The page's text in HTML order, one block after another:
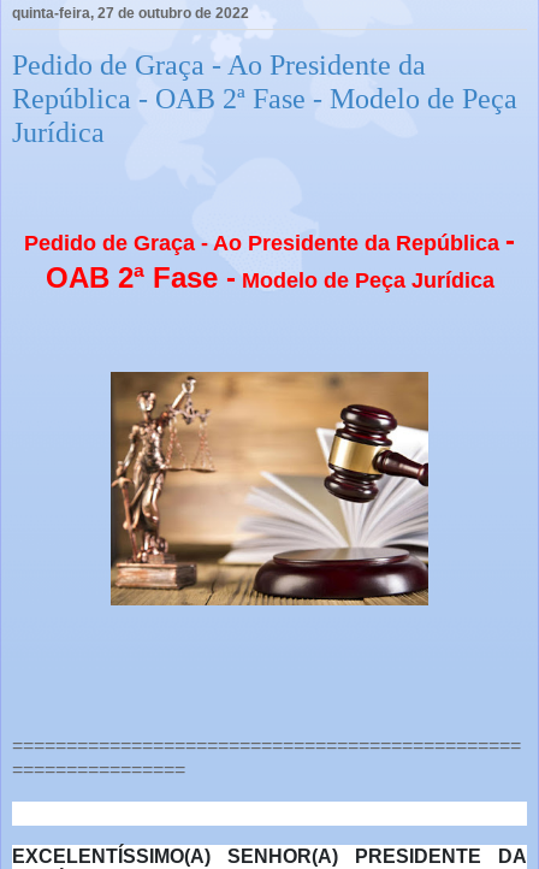
quinta-feira, 27 de outubro de 2022
Pedido de Graça - Ao Presidente da
República - OAB 2ª Fase - Modelo de Peça
Jurídica
Pedido de Graça - Ao Presidente da República -
OAB 2ª Fase - Modelo de Peça Jurídica
===============================================
================
EXCELENTÍSSIMO(A) SENHOR(A) PRESIDENTE DA